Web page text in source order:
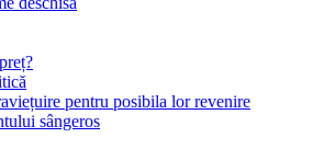
pentru posibila lor revenire
sângeros